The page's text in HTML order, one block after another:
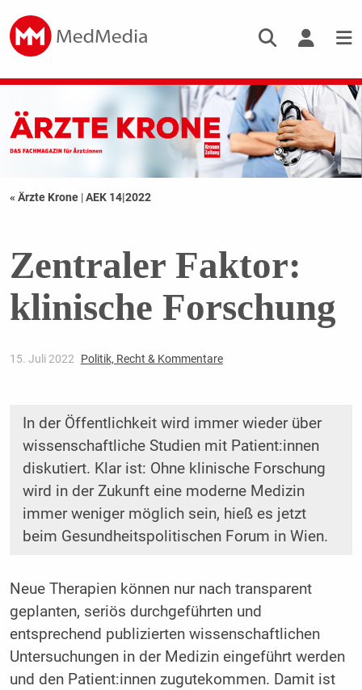
« Ärzte Krone |AEK 14|2022
Zentraler Faktor:
klinische Forschung
15. Juli 2022 Politik, Recht & Kommentare
In der Öffentlichkeit wird immer wieder über
wissenschaftliche Studien mit Patient:innen
diskutiert. Klar ist: Ohne klinische Forschung
wird in der Zukunft eine moderne Medizin
immer weniger möglich sein, hieß es jetzt
beim Gesundheitspolitischen Forum in Wien.
Neue Therapien können nur nach transparent
geplanten, seriös durchgeführten und
entsprechend publizierten wissenschaftlichen
Untersuchungen in der Medizin eingeführt werden
und den Patient:innen zugutekommen. Damit ist